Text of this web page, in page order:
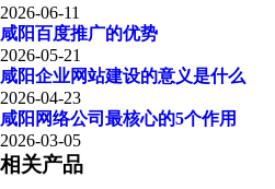
2026-06-11
咸阳百度推广的优势
2026-05-21
咸阳企业网站建设的意义是什么
2026-04-23
咸阳网络公司最核心的5个作用
2026-03-05
相关产品